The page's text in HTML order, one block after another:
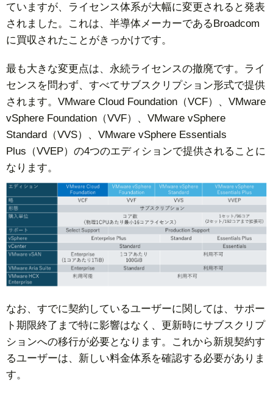
ていますが、ライセンス体系が大幅に変更されると発表
されました。これは、半導体メーカーであるBroadcom
に買収されたことがきっかけです。
最も大きな変更点は、永続ライセンスの撤廃です。ライ
センスを問わず、すべてサブスクリプション形式で提供
されます。VMware Cloud Foundation（VCF）、VMware
vSphere Foundation（VVF）、VMware vSphere
Standard（VVS）、VMware vSphere Essentials
Plus（VVEP）の4つのエディションで提供されることに
なります。
なお、すでに契約しているユーザーに関しては、サポー
ト期限終了まで特に影響はなく、更新時にサブスクリプ
ションへの移行が必要となります。これから新規契約す
るユーザーは、新しい料金体系を確認する必要がありま
す。